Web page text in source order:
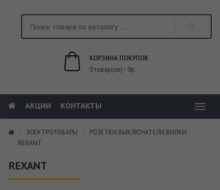
КОРЗИНА ПОКУПОК
0 товар(ов) - 0р.
АКЦИИ КОНТАКТЫ
ЭЛЕКТРОТОВАРЫ
РОЗЕТКИ.ВЫКЛЮЧАТЕЛИ.ВИЛКИ
REXANT
REXANT